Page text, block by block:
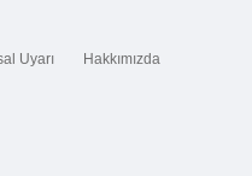
Uyarı Hakkımızda